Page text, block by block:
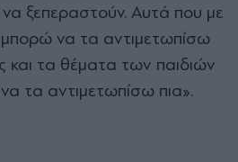
ξεπεραστούν. Αυτά που με
να τα αντιμετωπίσω
και τα θέματα των παιδιών
τα αντιμετωπίσω πια».